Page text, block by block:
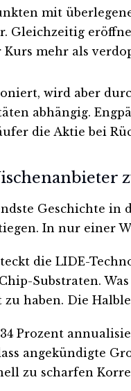
mit
Gleichzeitig
mehr als
wird aber
abhängig.
die Aktie bei
Geschichte in
In nur einer
die LIDE-
Substraten.
zu haben. Die
Prozent
angekündigte
zu scharfen